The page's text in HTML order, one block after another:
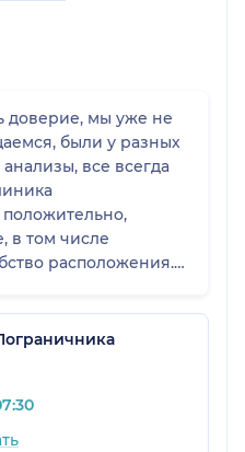
доверие, мы уже не
были у разных
все всегда
в том числе
расположения.
больше
когда понадобился
также
Хотелось бы, чтобы
потому что сам
все устраивает.